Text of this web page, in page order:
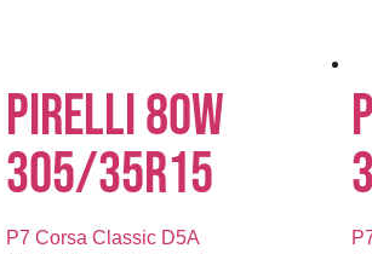
PIRELLI 80W
305/35R15
P7 Corsa Classic D5A